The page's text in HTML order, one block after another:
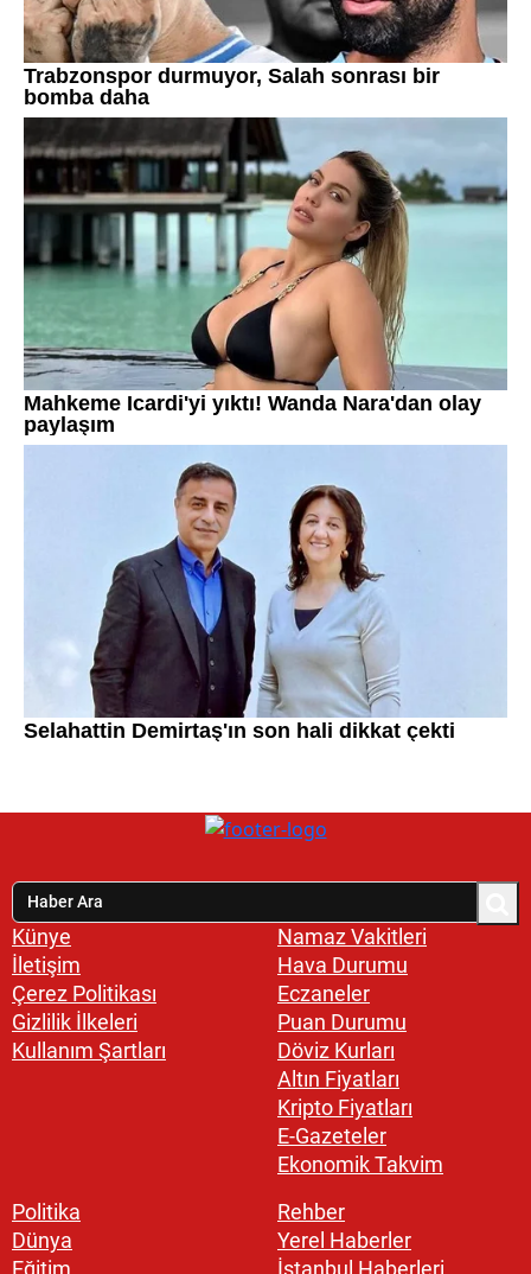
Künye
İletişim
Çerez Politikası
Gizlilik İlkeleri
Kullanım Şartları
Namaz Vakitleri
Hava Durumu
Eczaneler
Puan Durumu
Döviz Kurları
Altın Fiyatları
Kripto Fiyatları
E-Gazeteler
Ekonomik Takvim
Politika
Dünya
Eğitim
Rehber
Yerel Haberler
İstanbul Haberleri